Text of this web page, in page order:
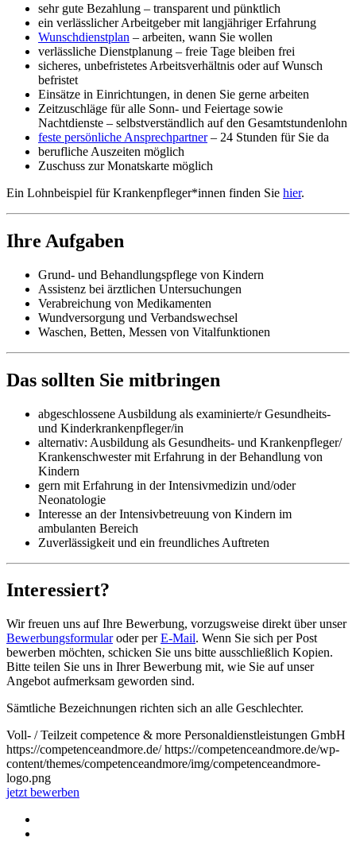
sehr gute Bezahlung – transparent und pünktlich
ein verlässlicher Arbeitgeber mit langjähriger Erfahrung
Wunschdienstplan – arbeiten, wann Sie wollen
verlässliche Dienstplanung – freie Tage bleiben frei
sicheres, unbefristetes Arbeitsverhältnis oder auf Wunsch
befristet
Einsätze in Einrichtungen, in denen Sie gerne arbeiten
Zeitzuschläge für alle Sonn- und Feiertage sowie
Nachtdienste – selbstverständlich auf den Gesamtstundenlohn
feste persönliche Ansprechpartner– 24 Stunden für Sie da
berufliche Auszeiten möglich
Zuschuss zur Monatskarte möglich
Ein Lohnbeispiel für Krankenpfleger*innen finden Sie hier.
Ihre Aufgaben
Grund- und Behandlungspflege von Kindern
Assistenz bei ärztlichen Untersuchungen
Verabreichung von Medikamenten
Wundversorgung und Verbandswechsel
Waschen, Betten, Messen von Vitalfunktionen
Das sollten Sie mitbringen
abgeschlossene Ausbildung als examinierte/r Gesundheits-
und Kinderkrankenpfleger/in
alternativ: Ausbildung als Gesundheits- und Krankenpfleger/
Krankenschwester mit Erfahrung in der Behandlung von
Kindern
gern mit Erfahrung in der Intensivmedizin und/oder
Neonatologie
Interesse an der Intensivbetreuung von Kindern im
ambulanten Bereich
Zuverlässigkeit und ein freundliches Auftreten
Interessiert?
Wir freuen uns auf Ihre Bewerbung, vorzugsweise direkt über unser
Bewerbungsformularoder perE-Mail. Wenn Sie sich per Post
bewerben möchten, schicken Sie uns bitte ausschließlich Kopien.
Bitte teilen Sie uns in Ihrer Bewerbung mit, wie Sie auf unser
Angebot aufmerksam geworden sind.
Sämtliche Bezeichnungen richten sich an alle Geschlechter.
Voll- / Teilzeit competence & more Personaldienstleistungen GmbH
https://competenceandmore.de/ https://competenceandmore.de/wp-
content/themes/competenceandmore/img/competenceandmore-
logo.png
jetzt bewerben